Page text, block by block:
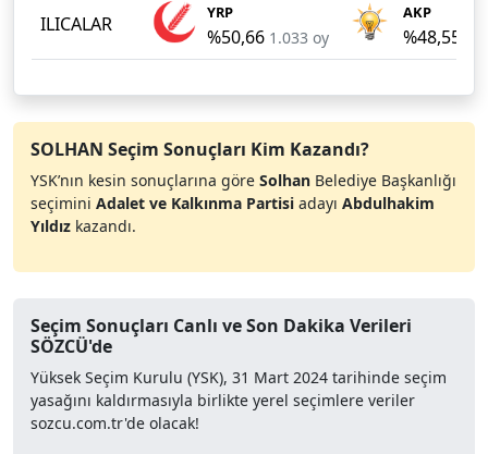
ILICALAR YRP
%50,66 1.033 oy
AKP
%48,55
SOLHAN Seçim Sonuçları Kim Kazandı?
YSK’nın kesin sonuçlarına göre Solhan Belediye Başkanlığı
seçimini Adalet ve Kalkınma Partisi adayı Abdulhakim
Yıldız kazandı.
Seçim Sonuçları Canlı ve Son Dakika Verileri
SÖZCÜ'de
Yüksek Seçim Kurulu (YSK), 31 Mart 2024 tarihinde seçim
yasağını kaldırmasıyla birlikte yerel seçimlere veriler
sozcu.com.tr'de olacak!